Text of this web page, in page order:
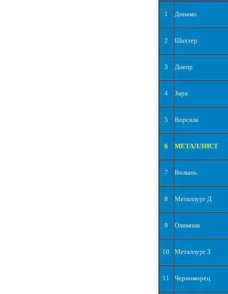
1 Динамо
2 Шахтер
3 Днепр
4 Заря
5 Ворскла
6 МЕТАЛЛИСТ
7 Волынь
8 Металлург Д
9 Олимпик
10 Металлург З
11 Черноморец